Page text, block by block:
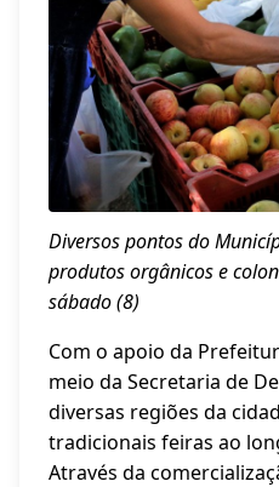
Diversos pontos do
produtos orgânicos e
sábado (8)
Com o apoio da
meio da Secretaria de
diversas regiões da
tradicionais feiras ao
Através da